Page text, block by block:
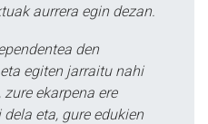
aurrera egin dezan.
den
egiten jarraitu nahi
ekarpena ere
eta, gure edukien